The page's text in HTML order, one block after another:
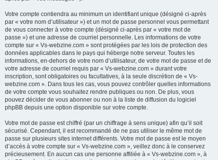
Votre compte contiendra au minimum un identifiant unique (désigné ci-après
par « votre nom d’utilisateur ») et un mot de passe personnel vous permettant
de vous connecter à votre compte (désigné ci-après par « votre mot de
passe ») et une adresse de courriel personnelle. Les informations de votre
compte sur « Vs-webzine.com » sont protégées par les lois de protection des
données applicables dans le pays qui héberge notre serveur. Toutes les
informations, en-dehors de votre nom d’utilisateur, de votre mot de passe et de
votre adresse de courriel requis par « Vs-webzine.com » durant votre
inscription, sont obligatoires ou facultatives, à la seule discrétion de « Vs-
webzine.com ». Dans tous les cas, vous pouvez contrôler quelles informations
de votre compte vous souhaitez rendre publiques ou non. De plus, vous
pouvez décider de vous abonner ou non à la liste de diffusion du logiciel
phpBB depuis une option disponible sur votre compte.
Votre mot de passe est chiffré (par un chiffrage à sens unique) afin qu’il soit
sécurisé. Cependant, il est recommandé de ne pas utiliser le même mot de
passe sur plusieurs sites internet différents. Votre mot de passe est le moyen
d’accès à votre compte sur « Vs-webzine.com », veillez donc à le conservez
précieusement. En aucun cas une personne affiliée à « Vs-webzine.com », à